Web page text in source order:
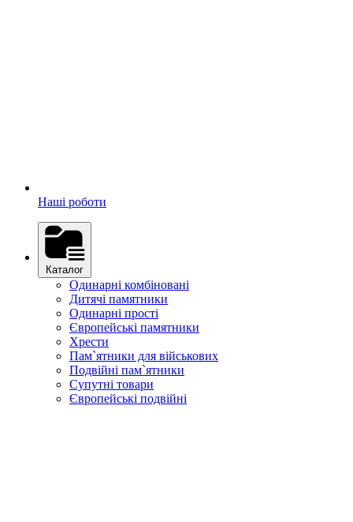
Наші роботи
Каталог
Одинарні комбіновані
Дитячі памятники
Одинарні прості
Європейські памятники
Хрести
Пам`ятники для військових
Подвійні пам`ятники
Супутні товари
Європейські подвійні